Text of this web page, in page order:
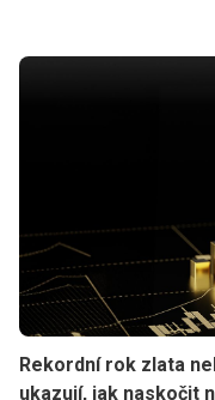
Rekordní rok zlata
ukazují, jak naskočit